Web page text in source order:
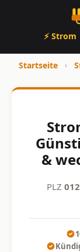
⚡ Strom
Startseite ›
&
PLZ